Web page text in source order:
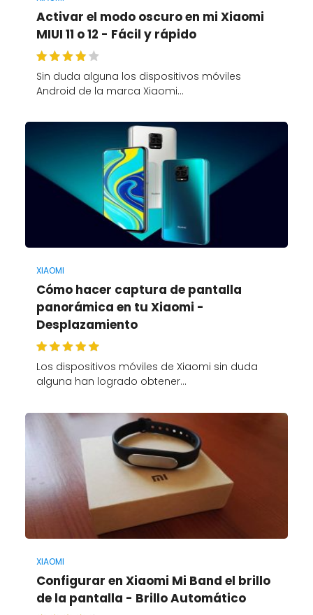
Activar el modo oscuro en mi Xiaomi
MIUI 11 o 12 - Fácil y rápido
Sin duda alguna los dispositivos móviles
Android de la marca Xiaomi…
XIAOMI
Cómo hacer captura de pantalla
panorámica en tu Xiaomi -
Desplazamiento
Los dispositivos móviles de Xiaomi sin duda
alguna han logrado obtener…
XIAOMI
Configurar en Xiaomi Mi Band el brillo
de la pantalla - Brillo Automático